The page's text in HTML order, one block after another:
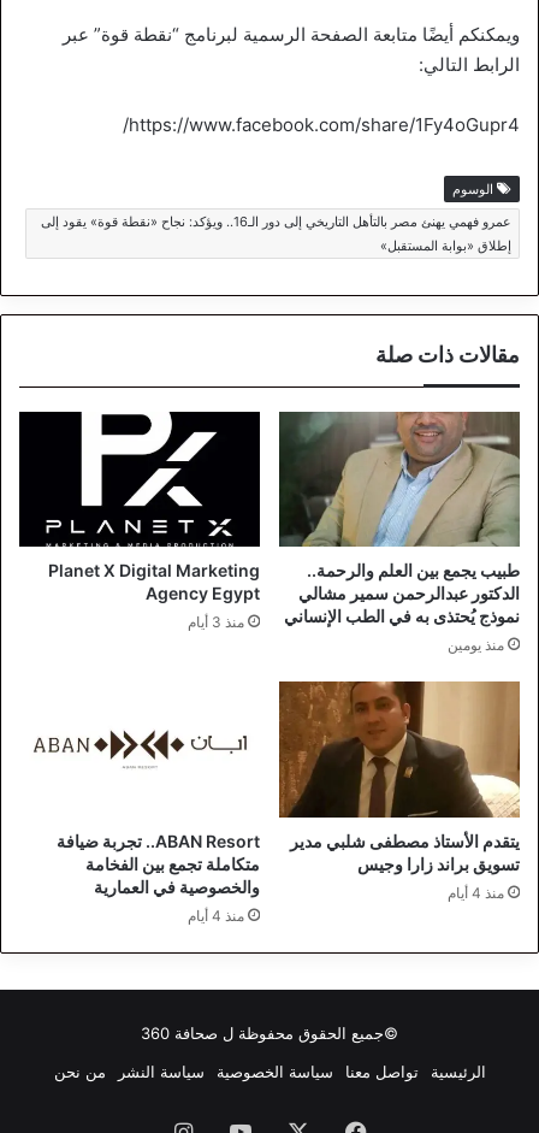
ويمكنكم أيضًا متابعة الصفحة الرسمية لبرنامج “نقطة قوة” عبر
الرابط التالي:
https://www.facebook.com/share/1Fy4oGupr4/
الوسوم
عمرو فهمي يهنئ مصر بالتأهل التاريخي إلى دور الـ16.. ويؤكد: نجاح «نقطة قوة» يقود إلى
إطلاق «بوابة المستقبل»
مقالات ذات صلة
طبيب يجمع بين العلم والرحمة..
الدكتور عبدالرحمن سمير مشالي
نموذج يُحتذى به في الطب الإنساني
منذ يومين
Planet X Digital Marketing
Agency Egypt
منذ 3 أيام
يتقدم الأستاذ مصطفى شلبي مدير
تسويق براند زارا وجيس
منذ 4 أيام
ABAN Resort.. تجربة ضيافة
متكاملة تجمع بين الفخامة
والخصوصية في العمارية
منذ 4 أيام
©جميع الحقوق محفوظة ل صحافة 360
الرئيسية
تواصل معنا سياسة الخصوصية سياسة النشر من نحن